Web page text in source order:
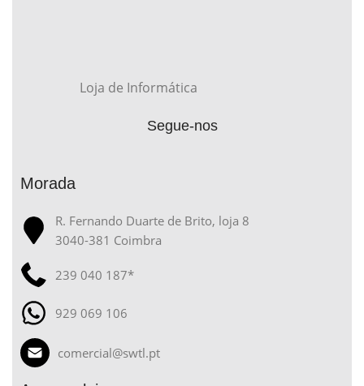
Loja de Informática
Segue-nos
Morada
R. Fernando Duarte de Brito, loja 8
3040-381 Coimbra
239 040 187*
929 069 106
comercial@swtl.pt